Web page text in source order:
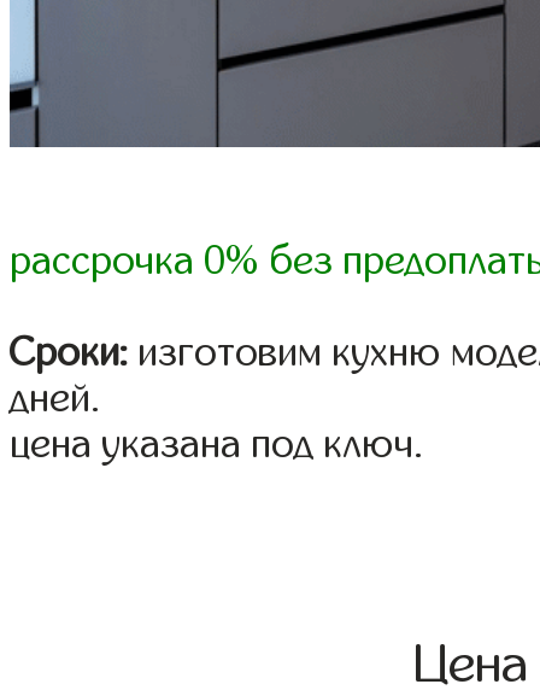
рассрочка 0% без
Сроки: изготовим кухню
дней.
цена указана под ключ.